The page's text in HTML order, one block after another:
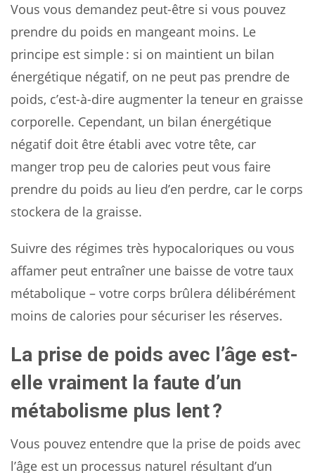
Vous vous demandez peut-être si vous pouvez
prendre du poids en mangeant moins. Le
principe est simple : si on maintient un bilan
énergétique négatif, on ne peut pas prendre de
poids, c’est-à-dire augmenter la teneur en graisse
corporelle. Cependant, un bilan énergétique
négatif doit être établi avec votre tête, car
manger trop peu de calories peut vous faire
prendre du poids au lieu d’en perdre, car le corps
stockera de la graisse.
Suivre des régimes très hypocaloriques ou vous
affamer peut entraîner une baisse de votre taux
métabolique – votre corps brûlera délibérément
moins de calories pour sécuriser les réserves.
La prise de poids avec l’âge est-
elle vraiment la faute d’un
métabolisme plus lent ?
Vous pouvez entendre que la prise de poids avec
l’âge est un processus naturel résultant d’un